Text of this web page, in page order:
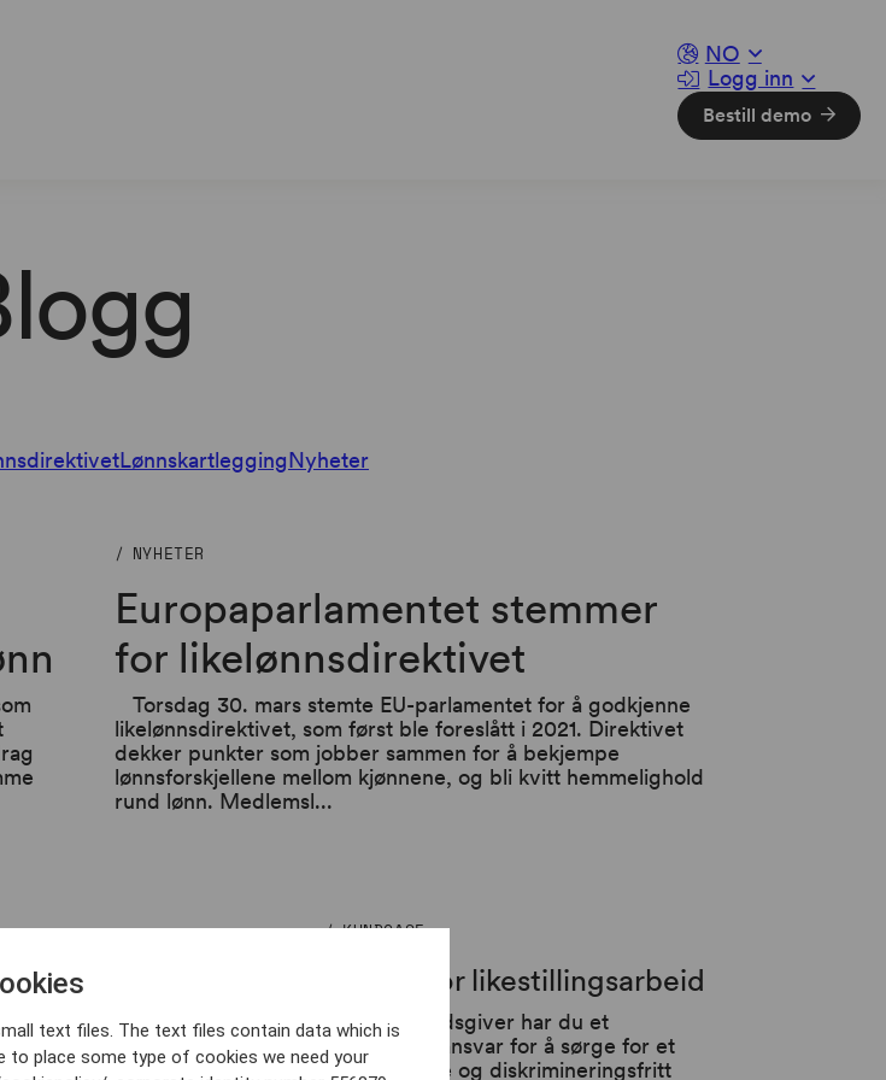
NO
Logg inn
Bestill demo
LønnskartleggingNyheter
NYHETER
Europaparlamentet stemmer
for likelønnsdirektivet
Torsdag 30. mars stemte EU-parlamentet for å godkjenne
likelønnsdirektivet, som først ble foreslått i 2021. Direktivet
dekker punkter som jobber sammen for å bekjempe
lønnsforskjellene mellom kjønnene, og bli kvitt hemmelighold
rund lønn. Medlemsl...
og
er enige om
om lønn
KUNDCASE
Årshjul for likestillingsarbeid
Som arbeidsgiver har du et
overordnet ansvar for å sørge for et
inkluderende og diskrimineringsfritt
text files. The text files contain data which is
to place some type of cookies we need your